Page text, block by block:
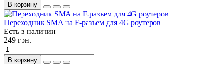
В корзину
Переходник SMA на F-разъем для 4G роутеров
Есть в наличии
249 грн.
В корзину